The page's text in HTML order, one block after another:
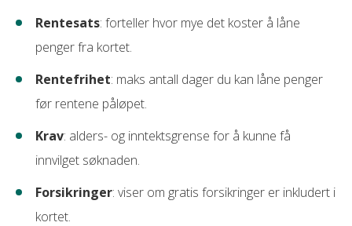
Rentesats: forteller hvor mye det koster å låne
penger fra kortet.
Rentefrihet: maks antall dager du kan låne penger
før rentene påløpet.
Krav: alders- og inntektsgrense for å kunne få
innvilget søknaden.
Forsikringer: viser om gratis forsikringer er inkludert i
kortet.